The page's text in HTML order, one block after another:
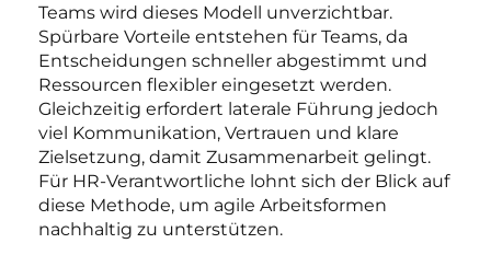
Teams wird dieses Modell unverzichtbar.
Spürbare Vorteile entstehen für Teams, da
Entscheidungen schneller abgestimmt und
Ressourcen flexibler eingesetzt werden.
Gleichzeitig erfordert laterale Führung jedoch
viel Kommunikation, Vertrauen und klare
Zielsetzung, damit Zusammenarbeit gelingt.
Für HR-Verantwortliche lohnt sich der Blick auf
diese Methode, um agile Arbeitsformen
nachhaltig zu unterstützen.